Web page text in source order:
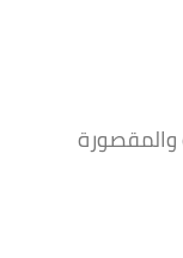
والمقصورة